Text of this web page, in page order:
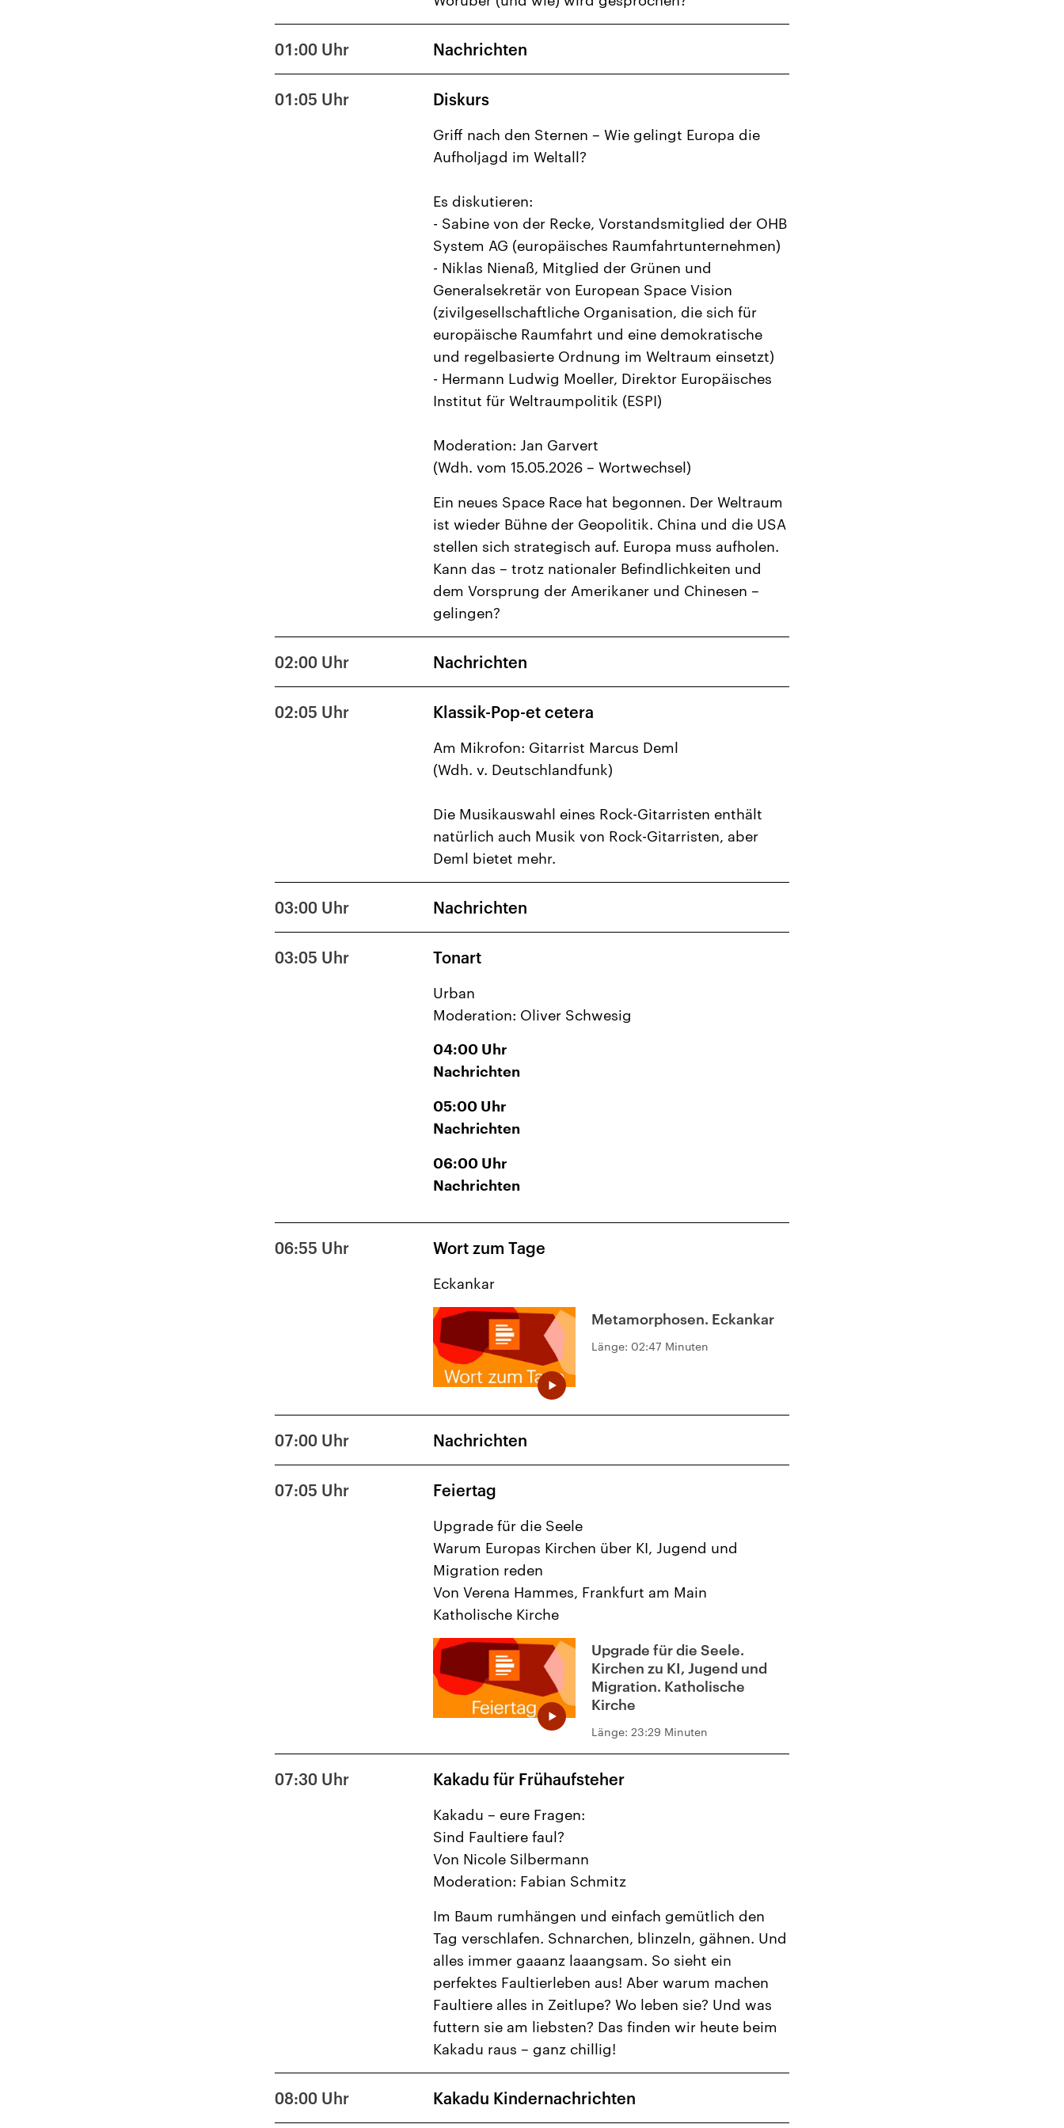
01:00 Uhr Nachrichten
01:05 Uhr Diskurs
Griff nach den Sternen – Wie gelingt Europa die
Aufholjagd im Weltall?
Es diskutieren:
- Sabine von der Recke, Vorstandsmitglied der OHB
System AG (europäisches Raumfahrtunternehmen)
- Niklas Nienaß, Mitglied der Grünen und
Generalsekretär von European Space Vision
(zivilgesellschaftliche Organisation, die sich für
europäische Raumfahrt und eine demokratische
und regelbasierte Ordnung im Weltraum einsetzt)
- Hermann Ludwig Moeller, Direktor Europäisches
Institut für Weltraumpolitik (ESPI)
Moderation: Jan Garvert
(Wdh. vom 15.05.2026 – Wortwechsel)
Ein neues Space Race hat begonnen. Der Weltraum
ist wieder Bühne der Geopolitik. China und die USA
stellen sich strategisch auf. Europa muss aufholen.
Kann das – trotz nationaler Befindlichkeiten und
dem Vorsprung der Amerikaner und Chinesen –
gelingen?
02:00 Uhr Nachrichten
02:05 Uhr Klassik-Pop-et cetera
Am Mikrofon: Gitarrist Marcus Deml
(Wdh. v. Deutschlandfunk)
Die Musikauswahl eines Rock-Gitarristen enthält
natürlich auch Musik von Rock-Gitarristen, aber
Deml bietet mehr.
03:00 Uhr Nachrichten
03:05 Uhr Tonart
Urban
Moderation: Oliver Schwesig
04:00 Uhr
Nachrichten
05:00 Uhr
Nachrichten
06:00 Uhr
Nachrichten
06:55 Uhr Wort zum Tage
Eckankar
Metamorphosen. Eckankar
Länge: 02:47 Minuten
07:00 Uhr Nachrichten
07:05 Uhr Feiertag
Upgrade für die Seele
Warum Europas Kirchen über KI, Jugend und
Migration reden
Von Verena Hammes, Frankfurt am Main
Katholische Kirche
Upgrade für die Seele.
Kirchen zu KI, Jugend und
Migration. Katholische
Kirche
Länge: 23:29 Minuten
07:30 Uhr Kakadu für Frühaufsteher
Kakadu – eure Fragen:
Sind Faultiere faul?
Von Nicole Silbermann
Moderation: Fabian Schmitz
Im Baum rumhängen und einfach gemütlich den
Tag verschlafen. Schnarchen, blinzeln, gähnen. Und
alles immer gaaanz laaangsam. So sieht ein
perfektes Faultierleben aus! Aber warum machen
Faultiere alles in Zeitlupe? Wo leben sie? Und was
futtern sie am liebsten? Das finden wir heute beim
Kakadu raus – ganz chillig!
08:00 Uhr Kakadu Kindernachrichten